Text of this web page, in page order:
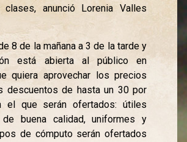
anunció Lorenia Valles
8 de la mañana a 3 de la tarde y
está abierta al público en
quiera aprovechar los precios
descuentos de hasta un 30 por
el que serán ofertados: útiles
buena calidad, uniformes y
de cómputo serán ofertados